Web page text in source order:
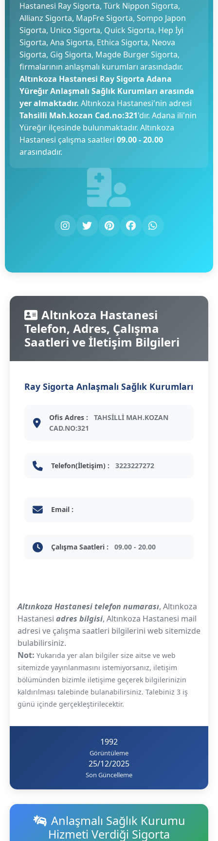
Hastanesi Ray Sigorta, Türk Nippon Sigorta,
Allianz Sigorta, MapFre Sigorta, Sompo Japon
Sigorta, Unico Sigorta, Quick Sigorta, Hep İyi
Sigorta, Ana Sigorta, Ethica Sigorta, Neova
Sigorta, Gig Sigorta, Magde Burger Sigorta,
firmalarının anlaşmalı kurumları arasındadır.
Altınkoza Hastanesi Ray Sigorta Adana
Yüreğır Anlaşmalı Sağlık Kurumları arasında
yer almaktadır. Altınkoza Hastanesi'nin adresi
Tahsilli Mah.kozan Cad.no:321'dır. Adana ili'nin
Yüreğır ilçesinde bulunmaktadır. Altınkoza
Hastanesi çalışma saatleri 09.00 - 20.00
arasındadır.
Altınkoza Hastanesi
Telefon, Adres, Çalışma
Saatleri ve İletişim Bilgileri
Ray Sigorta Anlaşmalı Sağlık Kurumları
Ofis Adres :
TAHSİLLİ MAH.KOZAN
CAD.NO:321
Telefon(İletişim) : 3223227272
Email :
Çalışma Saatleri : 09.00 - 20.00
Altınkoza Hastanesi telefon numarası, Altınkoza
Hastanesi adres bilgisi, Altınkoza Hastanesi mail
adresi ve çalışma saatleri bilgilerini web sitemizde
bulabilirsiniz.
Not: Yukarıda yer alan bilgiler size aitse ve web
sitemizde yayınlanmasını istemiyorsanız, iletişim
bölümünden bizimle iletişime geçerek bilgilerinizin
kaldırılması talebinde bulanabilirsiniz. Talebiniz 3 iş
günü içinde gerçekleştirilecektir.
1992
Görüntüleme
25/12/2025
Son Güncelleme
Anlaşmalı Sağlık Kurumu
Hizmeti Verdiği Sigorta